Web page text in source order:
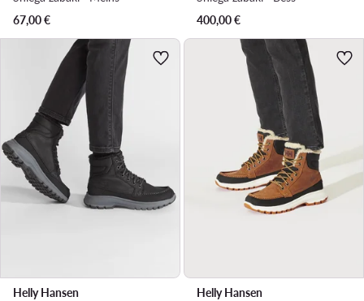
67,00€
400,00€
Helly Hansen
Helly Hansen